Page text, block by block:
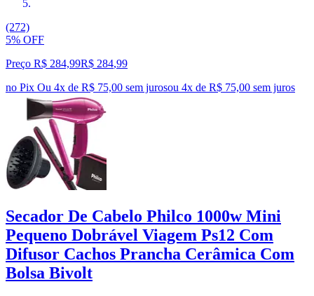
(272)
5% OFF
Preço R$ 284,99R$ 284,99
no Pix Ou 4x de R$ 75,00 sem jurosou 4x de R$ 75,00 sem juros
Secador De Cabelo Philco 1000w Mini
Pequeno Dobrável Viagem Ps12 Com
Difusor Cachos Prancha Cerâmica Com
Bolsa Bivolt